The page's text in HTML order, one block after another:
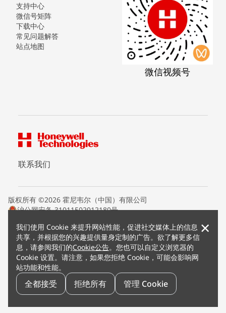
我们使用 Cookie 来提升网站性能，促进社交媒体上的信息
共享，并根据您的兴趣提供量身定制的广告。欲了解更多信
息，请参阅我们的Cookie公告。您也可以自定义浏览器的
Cookie 设置。请注意，如果您拒绝 Cookie，可能会影响网
站功能和性能。
全都接受 拒绝所有 管理 Cookie
×
支持中心
微信号矩阵
下载中心
常见问题解答
站点地图
微信视频号
联系我们
版权所有 ©2026 霍尼韦尔（中国）有限公司
沪公网安备 31011502012180号
条款条约
隐私声明
您的隐私选项
霍尼韦尔科技Cookie通知
退订
漏洞报告